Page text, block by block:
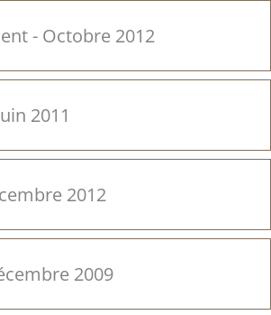
- Octobre 2012
2011
2012
2009